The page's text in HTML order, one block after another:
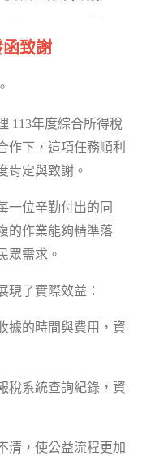
致謝
113年度綜合所得稅
作下，這項任務順利
肯定與致謝。
一位辛勤付出的同
的作業能夠精準落
眾需求。
現了實際效益：
據的時間與費用，資
稅系統查詢紀錄，資
清，使公益流程更加